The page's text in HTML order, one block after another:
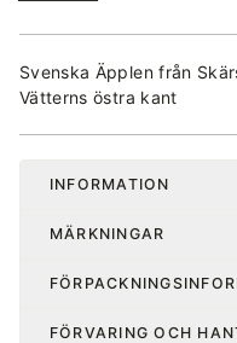
Svenska Äpplen från
Vätterns östra kant
INFORMATION
MÄRKNINGAR
FÖRVARING OCH